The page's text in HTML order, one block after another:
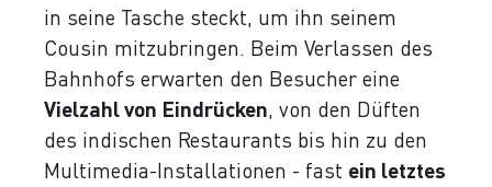
in seine Tasche steckt, um ihn seinem
Cousin mitzubringen. Beim Verlassen des
Bahnhofs erwarten den Besucher eine
Vielzahl von Eindrücken, von den Düften
des indischen Restaurants bis hin zu den
Multimedia-Installationen - fast ein letztes